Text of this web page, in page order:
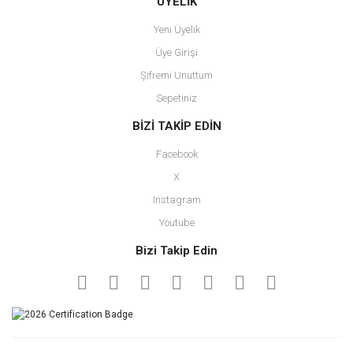
Yeni Üyelik
Üye Girişi
Şifremi Unuttum
Sepetiniz
BİZİ TAKİP EDİN
Facebook
X
Instagram
Youtube
Bizi Takip Edin